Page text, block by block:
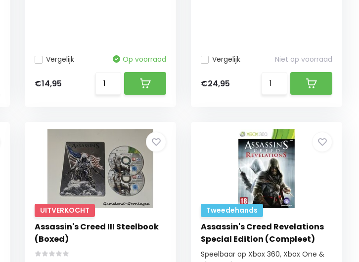
Vergelijk Op voorraad
€14,95
Vergelijk Niet op voorraad
€24,95
UITVERKOCHT
Assassin's Creed III Steelbook
(Boxed)
Tweedehands
Assassin's Creed Revelations
Special Edition (Compleet)
Speelbaar op Xbox 360, Xbox One &